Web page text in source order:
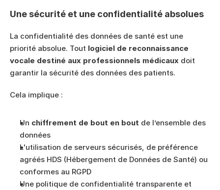
Une sécurité et une confidentialité absolues
La confidentialité des données de santé est une
priorité absolue. Tout logiciel de reconnaissance
vocale destiné aux professionnels médicaux doit
garantir la sécurité des données des patients.
Cela implique :
Un chiffrement de bout en bout de l’ensemble des
données
L'utilisation de serveurs sécurisés, de préférence
agréés HDS (Hébergement de Données de Santé) ou
conformes au RGPD
Une politique de confidentialité transparente et